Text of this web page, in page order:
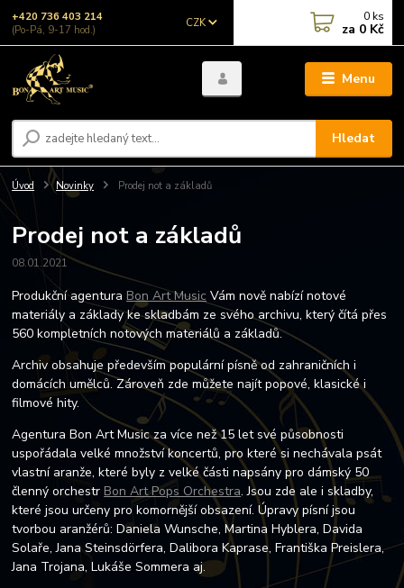
Menu
CZK
Hledat
+420 736 403 214
(Po-Pá, 9-17 hod.)
0 ks
za 0 Kč
Úvod Novinky Prodej not a základů
Prodej not a základů
08.01.2021
Produkční agentura Bon Art Music Vám nově nabízí notové
materiály a základy ke skladbám ze svého archivu, který čítá přes
560 kompletních notových materiálů a základů.
Archiv obsahuje především populární písně od zahraničních i
domácích umělců. Zároveň zde můžete najít popové, klasické i
filmové hity.
Agentura Bon Art Music za více než 15 let své působnosti
uspořádala velké množství koncertů, pro které si nechávala psát
vlastní aranže, které byly z velké části napsány pro dámský 50
členný orchestr Bon Art Pops Orchestra. Jsou zde ale i skladby,
které jsou určeny pro komornější obsazení. Úpravy písní jsou
tvorbou aranžérů: Daniela Wunsche, Martina Hyblera, Davida
Solaře, Jana Steinsdörfera, Dalibora Kaprase, Františka Preislera,
Jana Trojana, Lukáše Sommera aj.